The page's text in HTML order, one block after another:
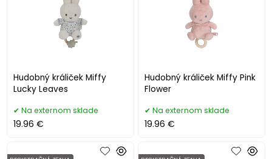
Hudobný králiček Miffy
Lucky Leaves
Na externom sklade
19.96 €
Hudobný králiček Miffy Pink
Flower
Na externom sklade
19.96 €